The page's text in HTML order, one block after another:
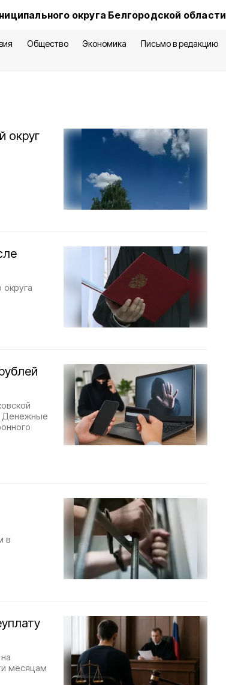
округа Белгородской области
Общество Экономика Письмо в редакцию
округ
Денежные
в
месяцам